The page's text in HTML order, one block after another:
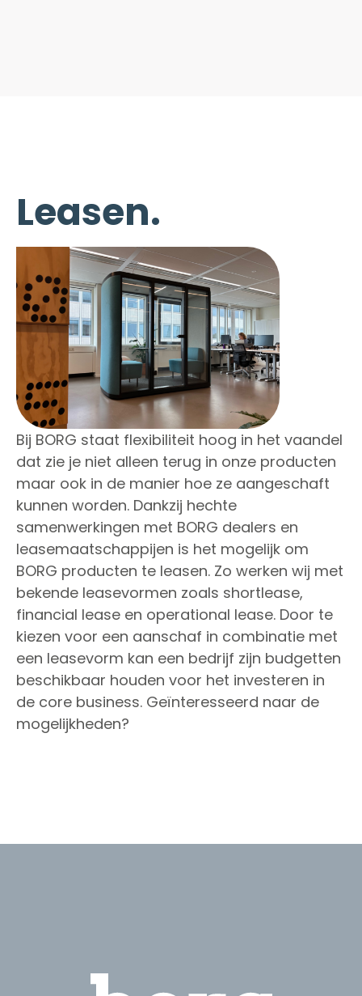
Leasen.
Bij BORG staat flexibiliteit hoog in het vaandel
dat zie je niet alleen terug in onze producten
maar ook in de manier hoe ze aangeschaft
kunnen worden. Dankzij hechte
samenwerkingen met BORG dealers en
leasemaatschappijen is het mogelijk om
BORG producten te leasen. Zo werken wij met
bekende leasevormen zoals shortlease,
financial lease en operational lease. Door te
kiezen voor een aanschaf in combinatie met
een leasevorm kan een bedrijf zijn budgetten
beschikbaar houden voor het investeren in
de core business. Geïnteresseerd naar de
mogelijkheden?